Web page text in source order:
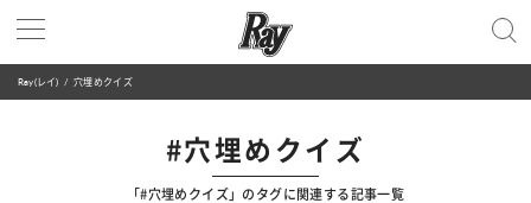
Ray(レイ) 穴埋めクイズ
#穴埋めクイズ
「#穴埋めクイズ」のタグに関連する記事一覧